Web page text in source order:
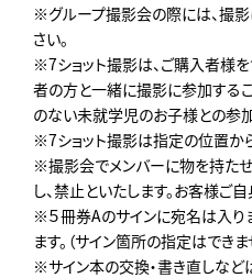
※グループ撮影会の際には、撮
さい。
※7ショット撮影は、ご購入者様
者の方と一緒に撮影に参加する
のない未就学児のお子様との参
※7ショット撮影は指定の位置か
※撮影会でメンバーに物を持た
し、禁止といたします。お客様ご
※５冊券Aのサインに宛名は入り
ます。（サイン箇所の指定はできま
※サイン本の交換・書き直しなど